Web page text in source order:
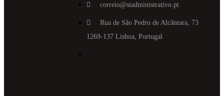
correio@stadministrativo.pt
Rua de São Pedro de Alcântara, 73
1269-137 Lisboa, Portugal